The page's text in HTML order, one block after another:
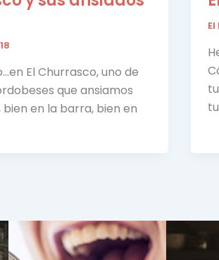
El Churrasco, uno de
que ansiamos
en la barra, bien en